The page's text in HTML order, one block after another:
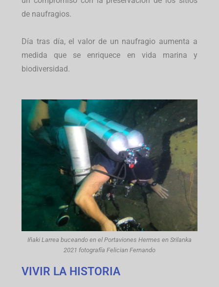
de naufragios.
Día tras día, el valor de un naufragio aumenta a
medida que se enriquece en vida marina y
biodiversidad.
Iñaki Larrea buceando en el Portaviones Hermes en Srilanka
2021 fotografía Felician Fernando
VIVIR LA HISTORIA